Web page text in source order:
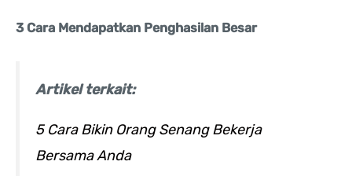
3 Cara Mendapatkan Penghasilan Besar
Artikel terkait:
5 Cara Bikin Orang Senang Bekerja
Bersama Anda